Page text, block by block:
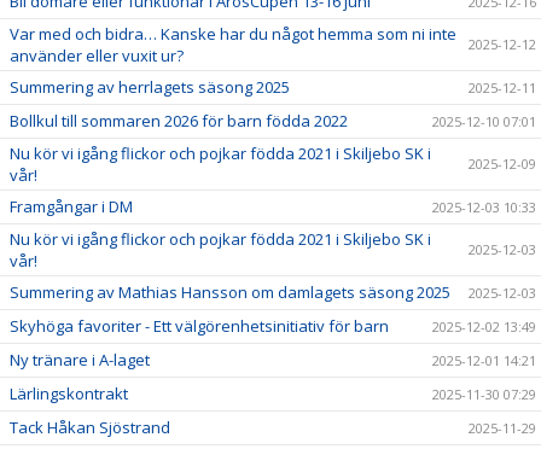
Var med och bidra… Kanske har du något hemma som ni inte
använder eller vuxit ur?
2025-12-12
Summering av herrlagets säsong 2025 2025-12-11
Bollkul till sommaren 2026 för barn födda 2022 2025-12-10 07:01
Nu kör vi igång flickor och pojkar födda 2021 i Skiljebo SK i
vår!
2025-12-09
Framgångar i DM 2025-12-03 10:33
Nu kör vi igång flickor och pojkar födda 2021 i Skiljebo SK i
vår!
2025-12-03
Summering av Mathias Hansson om damlagets säsong 2025 2025-12-03
Skyhöga favoriter - Ett välgörenhetsinitiativ för barn 2025-12-02 13:49
Ny tränare i A-laget 2025-12-01 14:21
Lärlingskontrakt 2025-11-30 07:29
Tack Håkan Sjöstrand 2025-11-29